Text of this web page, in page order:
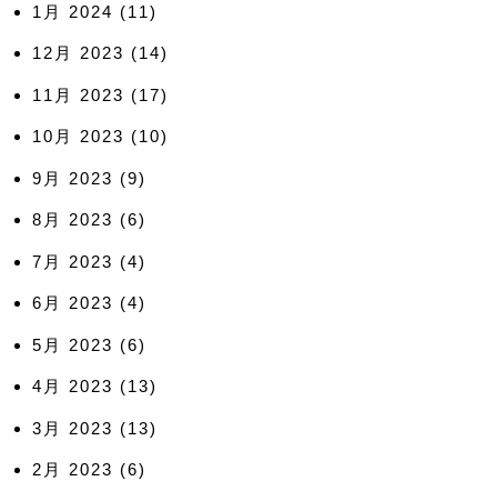
1月 2024 (11)
12月 2023 (14)
11月 2023 (17)
10月 2023 (10)
9月 2023 (9)
8月 2023 (6)
7月 2023 (4)
6月 2023 (4)
5月 2023 (6)
4月 2023 (13)
3月 2023 (13)
2月 2023 (6)